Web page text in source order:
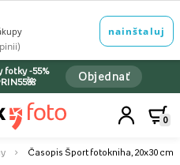
fotky -55%
Objednať
0
Časopis Šport fotokniha, 20x30 cm